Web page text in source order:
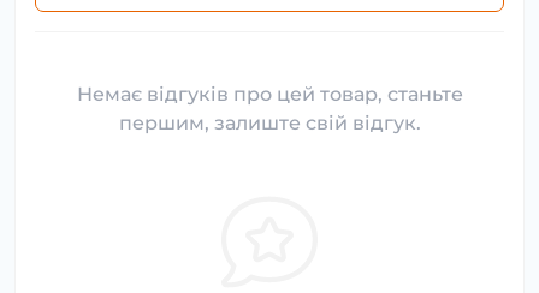
Немає відгуків про цей товар, станьте
першим, залиште свій відгук.